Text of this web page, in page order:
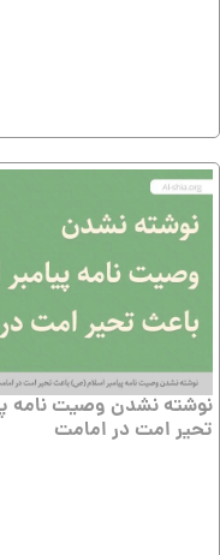
نوشته نشدن وصیت نامه
تحیر امت در امامت